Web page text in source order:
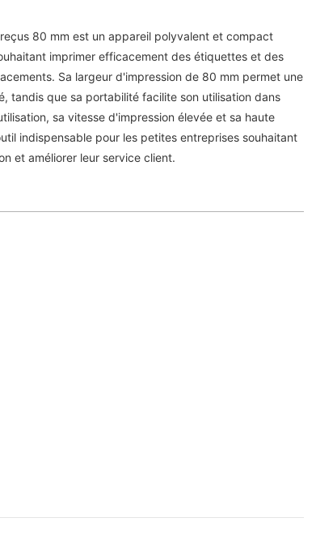
80 mm est un appareil polyvalent et compact
imprimer efficacement des étiquettes et des
Sa largeur d'impression de 80 mm permet une
tandis que sa portabilité facilite son utilisation dans
sa vitesse d'impression élevée et sa haute
indispensable pour les petites entreprises souhaitant
et améliorer leur service client.